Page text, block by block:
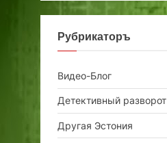
Рубрикаторъ
Видео-Блог
Детективный разворот
Другая Эстония